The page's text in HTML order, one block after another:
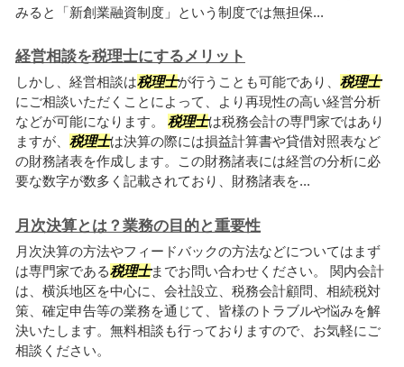
みると「新創業融資制度」という制度では無担保...
経営相談を税理士にするメリット
しかし、経営相談は税理士が行うことも可能であり、 税理士
にご相談いただくことによって、より再現性の高い経営分析
などが可能になります。 税理士は税務会計の専門家ではあり
ますが、 税理士は決算の際には損益計算書や貸借対照表など
の財務諸表を作成します。この財務諸表には経営の分析に必
要な数字が数多く記載されており、財務諸表を...
月次決算とは？業務の目的と重要性
月次決算の方法やフィードバックの方法などについてはまず
は専門家である税理士までお問い合わせください。 関内会計
は、横浜地区を中心に、会社設立、税務会計顧問、相続税対
策、確定申告等の業務を通じて、皆様のトラブルや悩みを解
決いたします。無料相談も行っておりますので、お気軽にご
相談ください。